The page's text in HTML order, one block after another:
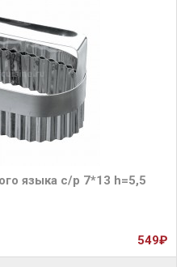
языка с/р 7*13 h=5,5
549₽